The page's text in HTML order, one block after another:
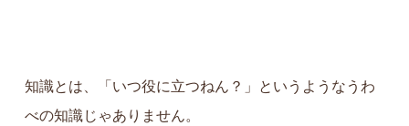
知識とは、「いつ役に立つねん？」というようなうわ
べの知識じゃありません。